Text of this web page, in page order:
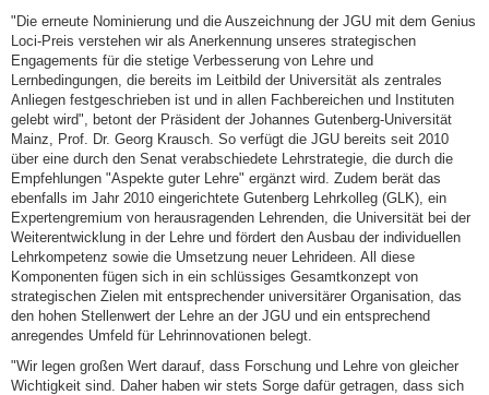
"Die erneute Nominierung und die Auszeichnung der JGU mit dem Genius
Loci-Preis verstehen wir als Anerkennung unseres strategischen
Engagements für die stetige Verbesserung von Lehre und
Lernbedingungen, die bereits im Leitbild der Universität als zentrales
Anliegen festgeschrieben ist und in allen Fachbereichen und Instituten
gelebt wird", betont der Präsident der Johannes Gutenberg-Universität
Mainz, Prof. Dr. Georg Krausch. So verfügt die JGU bereits seit 2010
über eine durch den Senat verabschiedete Lehrstrategie, die durch die
Empfehlungen "Aspekte guter Lehre" ergänzt wird. Zudem berät das
ebenfalls im Jahr 2010 eingerichtete Gutenberg Lehrkolleg (GLK), ein
Expertengremium von herausragenden Lehrenden, die Universität bei der
Weiterentwicklung in der Lehre und fördert den Ausbau der individuellen
Lehrkompetenz sowie die Umsetzung neuer Lehrideen. All diese
Komponenten fügen sich in ein schlüssiges Gesamtkonzept von
strategischen Zielen mit entsprechender universitärer Organisation, das
den hohen Stellenwert der Lehre an der JGU und ein entsprechend
anregendes Umfeld für Lehrinnovationen belegt.
"Wir legen großen Wert darauf, dass Forschung und Lehre von gleicher
Wichtigkeit sind. Daher haben wir stets Sorge dafür getragen, dass sich